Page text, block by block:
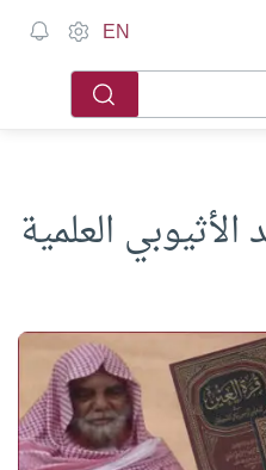
EN
العلمية